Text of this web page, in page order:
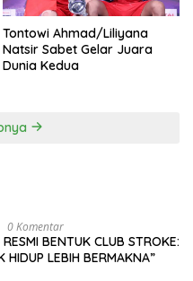
Tontowi Ahmad/Liliyana
Natsir Sabet Gelar Juara
Dunia Kedua
0 Komentar
BENTUK CLUB STROKE:
HIDUP LEBIH BERMAKNA”